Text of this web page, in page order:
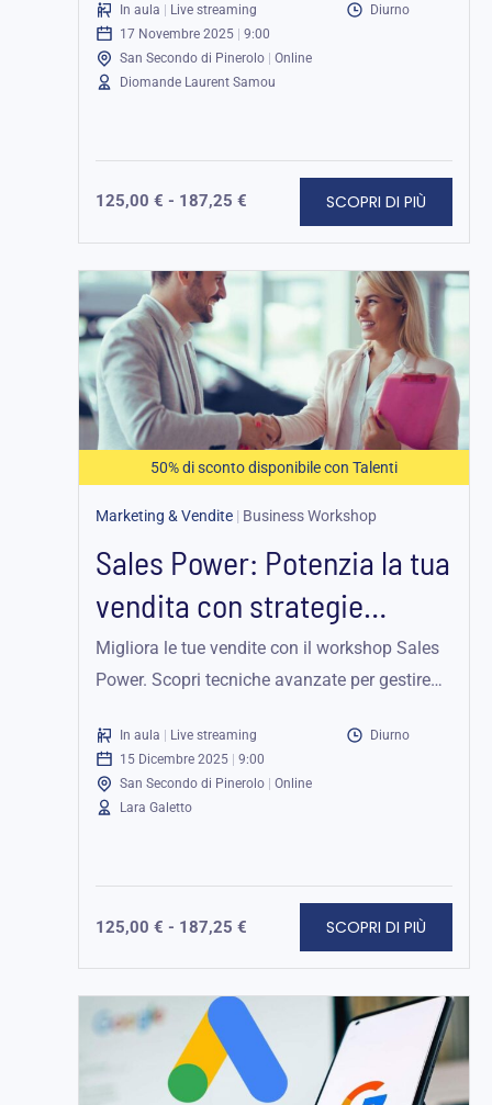
aziendale.
In aula Live streaming
Diurno
17 Novembre 2025
9:00
San Secondo di Pinerolo
Online
Diomande Laurent Samou
125,00 € - 187,25 € SCOPRI DI PIÙ
50% di sconto disponibile con Talenti
Marketing & Vendite | Business Workshop
Sales Power: Potenzia la tua
vendita con strategie
efficaci
Migliora le tue vendite con il workshop Sales
Power. Scopri tecniche avanzate per gestire
In aula Live streaming
Diurno
15 Dicembre 2025
9:00
San Secondo di Pinerolo
Online
Lara Galetto
125,00 € - 187,25 €
Fascia
prezzo:
da
125,00 €
a
187,25 €
SCOPRI DI PIÙ
Fascia
di
prezzo:
125,00 €